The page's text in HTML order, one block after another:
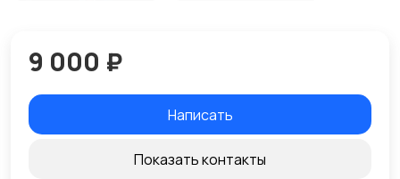
9 000 ₽
Написать
Показать контакты